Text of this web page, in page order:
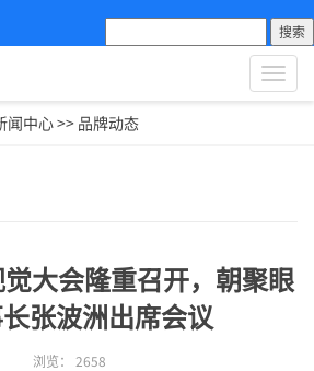
搜索
导
航
闻中心>> 品牌动态
大会隆重召开，朝聚眼
张波洲出席会议
浏览： 2658